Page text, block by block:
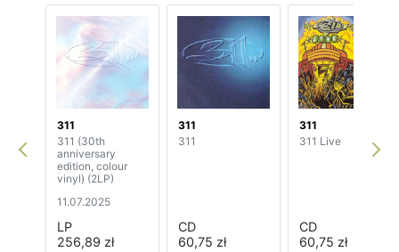
311
311 (30th
anniversary
edition, colour
vinyl) (2LP)
11.07.2025
LP
256,89 zł
311
311
CD
60,75 zł
311
311 Live
CD
60,75 zł